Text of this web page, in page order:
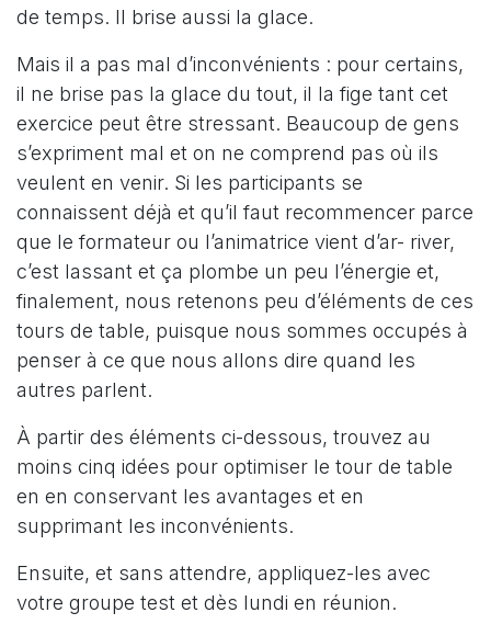
de temps. Il brise aussi la glace.
Mais il a pas mal d’inconvénients : pour certains,
il ne brise pas la glace du tout, il la fige tant cet
exercice peut être stressant. Beaucoup de gens
s’expriment mal et on ne comprend pas où ils
veulent en venir. Si les participants se
connaissent déjà et qu’il faut recommencer parce
que le formateur ou l’animatrice vient d’ar- river,
c’est lassant et ça plombe un peu l’énergie et,
finalement, nous retenons peu d’éléments de ces
tours de table, puisque nous sommes occupés à
penser à ce que nous allons dire quand les
autres parlent.
À partir des éléments ci-dessous, trouvez au
moins cinq idées pour optimiser le tour de table
en en conservant les avantages et en
supprimant les inconvénients.
Ensuite, et sans attendre, appliquez-les avec
votre groupe test et dès lundi en réunion.